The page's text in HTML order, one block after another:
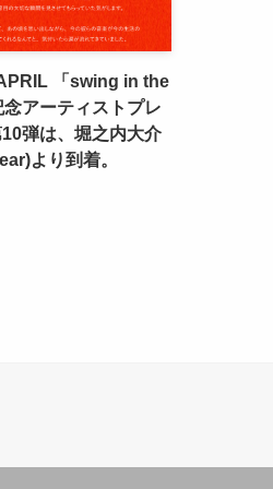
「swing in the
アーティストプレ
弾は、堀之内大介
より到着。